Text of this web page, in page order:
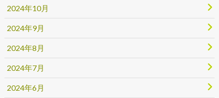
2024年10月
2024年9月
2024年8月
2024年7月
2024年6月